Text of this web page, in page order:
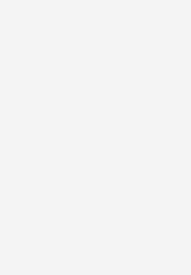
(Leiter der Initiative
über steigende
durch Material- und
zusammenhängende
seinen